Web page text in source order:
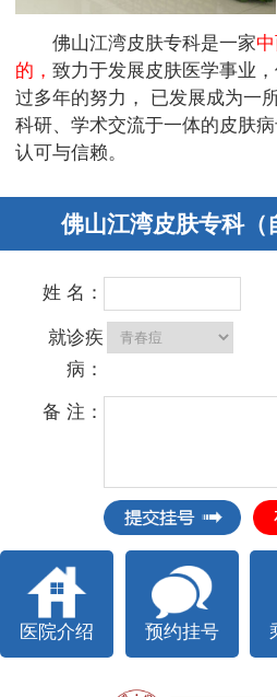
佛山江湾皮肤专科是一家
的， 致力于发展皮肤医学事业
过多年的努力， 已发展成为一
科研、学术交流于一体的皮肤
认可与信赖。
佛山江湾皮肤专科（
姓 名：
就诊疾
病：
备 注：
医院介绍 预约挂号